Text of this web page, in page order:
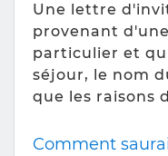
Une lettre
provenant
particulier et
séjour, le nom
que les raisons
Comment